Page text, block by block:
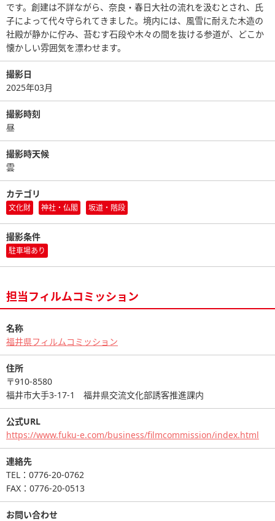
です。創建は不詳ながら、奈良・春日大社の流れを汲むとされ、氏
子によって代々守られてきました。境内には、風雪に耐えた木造の
社殿が静かに佇み、苔むす石段や木々の間を抜ける参道が、どこか
懐かしい雰囲気を漂わせます。
撮影日
2025年03月
撮影時刻
昼
撮影時天候
雲
カテゴリ
文化財 神社・仏閣 坂道・階段
撮影条件
駐車場あり
担当フィルムコミッション
名称
福井県フィルムコミッション
住所
〒910-8580
福井市大手3-17-1 福井県交流文化部誘客推進課内
公式URL
https://www.fuku-e.com/business/filmcommission/index.html
連絡先
TEL：0776-20-0762
FAX：0776-20-0513
お問い合わせ